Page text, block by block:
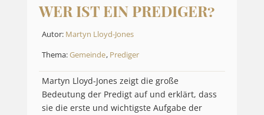
WER IST EIN PREDIGER?
Autor: Martyn Lloyd-Jones
Thema:Gemeinde, Prediger
Martyn Lloyd-Jones zeigt die große
Bedeutung der Predigt auf und erklärt, dass
sie die erste und wichtigste Aufgabe der